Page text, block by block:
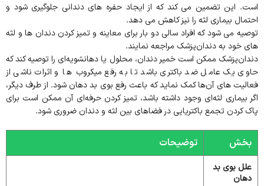
است. این تضمین می کند که از ایجاد حفره های دندانی جلوگیری شود و
احتمال بیماری لثه را نیز کاهش می دهد.
توصیه می شود که افراد سالی دو بار برای معاینه و تمیز کردن دندان‌ ها و لثه
های خود به دندان‌پزشک مراجعه نمایند.
دندان‌پزشک ممکن است خمیر دندان، محلول یا دهانشویه‌ای را توصیه کند که
حاوی یک عامل ضد باکتری باشد تا به رفع میکروب‌ ها و اثرات ناشی از
فعالیت های آن‌ها کمک نماید که باعث‌ رفع بوی بد دهان شود. از طرف دیگر،
اگر بیماری لثه‌ای وجود داشته باشد، تمیز کردن حرفه‌ای آن ممکن است برای
پاک کردن تجمع باکتریایی در فضاهای بین لثه و دندان ضروری شود.
بخش توضیحات
علل بوی بد
دهان